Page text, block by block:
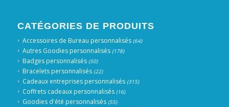
CATÉGORIES DE PRODUITS
Accessoires de Bureau personnalisés (64)
Autres Goodies personnalisés (178)
Badges personnalisés (50)
Bracelets personnalisés (22)
Cadeaux entreprises personnalisés (315)
Coffrets cadeaux personnalisés (16)
Goodies d'été personnalisés (55)